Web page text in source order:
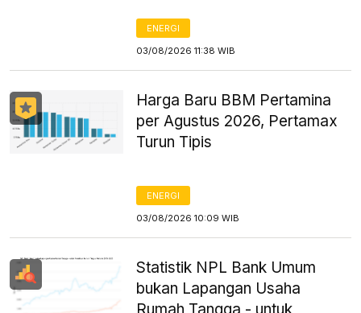
ENERGI
03/08/2026 11:38 WIB
Harga Baru BBM Pertamina
per Agustus 2026, Pertamax
Turun Tipis
ENERGI
03/08/2026 10:09 WIB
Statistik NPL Bank Umum
bukan Lapangan Usaha